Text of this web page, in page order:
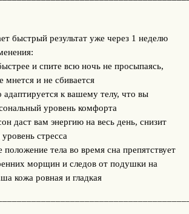
быстрый результат уже через 1 неделю
и спите всю ночь не просыпаясь,
мнется и не сбивается
адаптируется к вашему телу, что вы
уровень комфорта
даст вам энергию на весь день, снизит
стресса
положение тела во время сна препятствует
морщин и следов от подушки на
кожа ровная и гладкая